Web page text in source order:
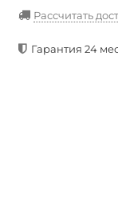
Рассчитать
Гарантия 24